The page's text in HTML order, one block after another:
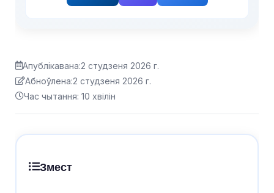
Апублікавана:2 студзеня 2026 г.
Абноўлена:2 студзеня 2026 г.
Час чытання: 10 хвілін
Змест